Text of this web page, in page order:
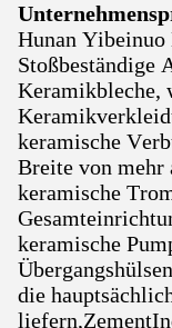
Hunan
Stoßbeständige
Keramikbleche,
keramische
Breite von mehr
keramische
keramische
die